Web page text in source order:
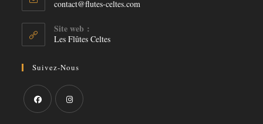
contact@flutes-celtes.com
Site web :
Les Flûtes Celtes
Suivez-Nous